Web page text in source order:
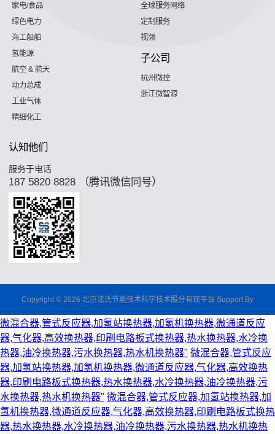
家电/食品
绿色电力
海工船舶
氢能源
航空 & 航天
动力总成
工业气体
精细化工
全球服务网络
定制服务
视频
子公司
杭州微控
浙江微智源
认知他们
服务于电话
187 5820 8828 （腾讯微信同号）
Copyright © 2026 北京沈氏节能技术科学技术股分有现平台 Support By
微混合器,管式反应器,加氢站换热器,加氢机换热器,微通道反应
器,气化器,高效换热器,印刷电路板式换热器,热水换热器,水冷换
热器,油冷换热器,污水换热器,热水机换热器" 微混合器,管式反应
器,加氢站换热器,加氢机换热器,微通道反应器,气化器,高效换热
器,印刷电路板式换热器,热水换热器,水冷换热器,油冷换热器,污
水换热器,热水机换热器" 微混合器,管式反应器,加氢站换热器,加
氢机换热器,微通道反应器,气化器,高效换热器,印刷电路板式换热
器,热水换热器,水冷换热器,油冷换热器,污水换热器,热水机换热